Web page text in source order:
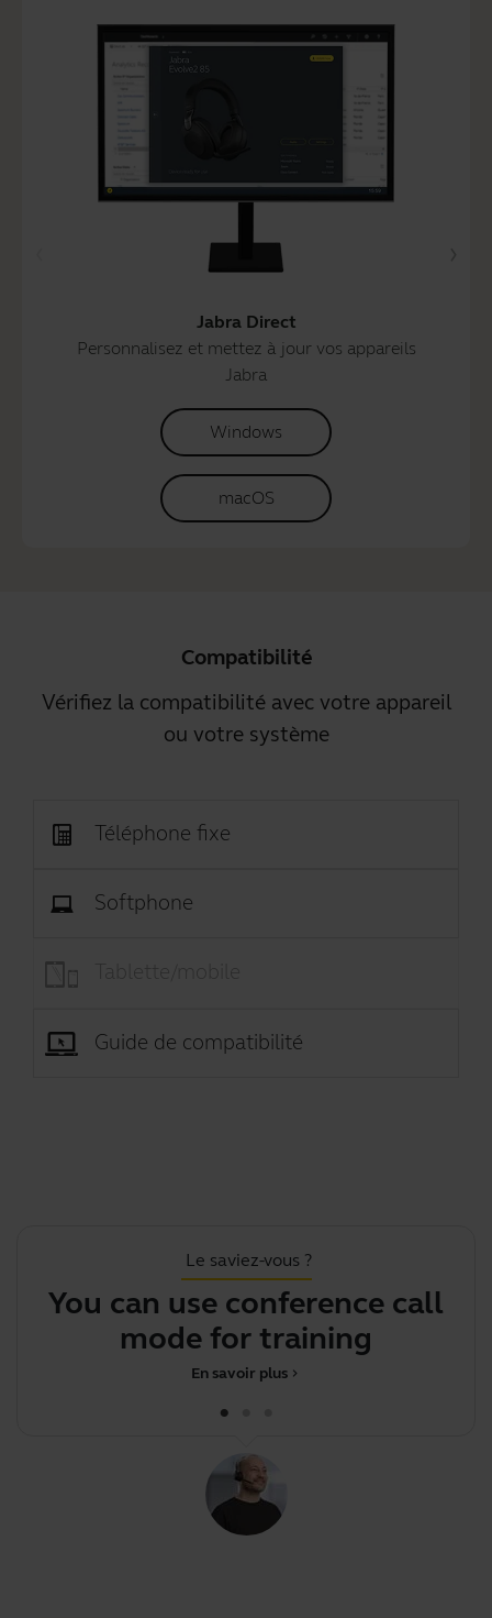
Jabra Direct
Personnalisez et mettez à jour vos appareils
Jabra
Windows
macOS
Compatibilité
Vérifiez la compatibilité avec votre appareil
ou votre système
Téléphone fixe
Softphone
Guide de compatibilité
Le saviez-vous ?
You can use conference call
mode for training purp
chevron_right
En savoir plus